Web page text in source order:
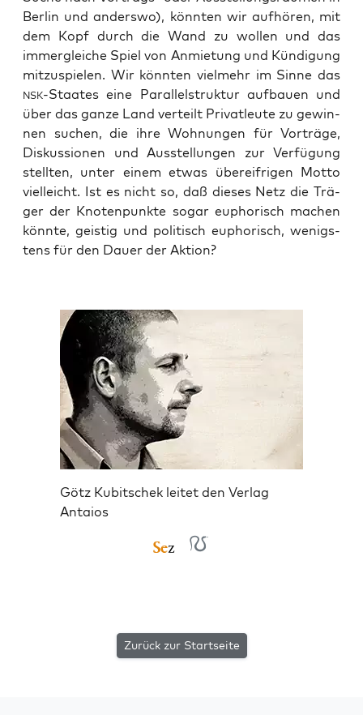
Ber­lin und anders­wo), könn­ten wir auf­hö­ren, mit
dem Kopf durch die Wand zu wol­len und das
immer­glei­che Spiel von Anmie­tung und Kün­di­gung
mit­zu­spie­len. Wir könn­ten viel­mehr im Sin­ne das
NSK-Staa­tes eine Par­al­lel­struk­tur auf­bau­en und
über das gan­ze Land ver­teilt Pri­vat­leu­te zu gewin­
nen suchen, die ihre Woh­nun­gen für Vor­trä­ge,
Dis­kus­sio­nen und Aus­stel­lun­gen zur Ver­fü­gung
stell­ten, unter einem etwas über­eif­ri­gen Mot­to
viel­leicht. Ist es nicht so, daß die­ses Netz die Trä­
ger der Kno­ten­punk­te sogar eupho­risch machen
könn­te, geis­tig und poli­tisch eupho­risch, wenigs­
tens für den Dau­er der Aktion?
Götz Kubitschek leitet den Verlag
Antaios
Zurück zur Startseite